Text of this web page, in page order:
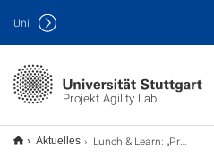
Projekt Agility Lab
Uni
Aktuelles Lunch & Learn: „Prozessmanagement“